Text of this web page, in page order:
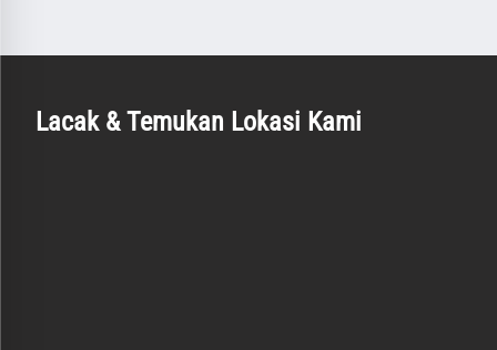
Lacak & Temukan Lokasi Kami